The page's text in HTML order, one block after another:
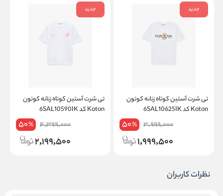
جدید
تی شرت آستین کوتاه زنانه کوتون
Koton کد 6SAL10625IK
3,999,000
50%
1,999,500
جدید
تی شرت آستین کوتاه زنانه کوتون
Koton کد 6SAL10590IK
4,399,000
50%
2,199,500
نظرات کاربران